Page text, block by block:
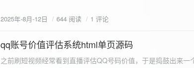
同时也会从筛选下拉框中移除该网址选项。筛选网址：右侧面
测功能： 设置监测间隔：用户可以在输入框中设置监测间隔时
停止监测：点击 “开始监测” 按钮，工具会立即对所有已添加的
隔时间循环检测。点击 “停止监测” 按钮可停止监测。重试机制
2025年-8月-12日 644 阅读 1 评论
2025-7-2
qq账号价值评估系统html单页源码
之前刷短视频经常看到直播评估QQ号码价值，于是捣鼓出来